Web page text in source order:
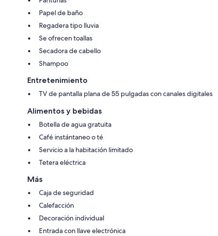
Papel de baño
Regadera tipo lluvia
Se ofrecen toallas
Secadora de cabello
Shampoo
Entretenimiento
TV de pantalla plana de 55 pulgadas con canales digitales
Alimentos y bebidas
Botella de agua gratuita
Café instántaneo o té
Servicio a la habitación limitado
Tetera eléctrica
Más
Caja de seguridad
Calefacción
Decoración individual
Entrada con llave electrónica